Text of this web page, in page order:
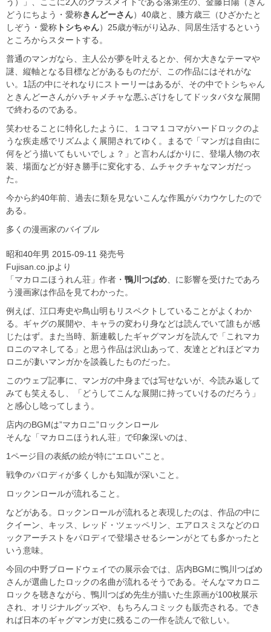
どうにちよう・愛称きんどーさん）40歳と、膝方歳三（ひざかたと
しぞう・愛称 トシちゃん）25歳が転がり込み、同居生活するという
ところからスタートする。
普通のマンガなら、主人公が夢を叶えるとか、何か大きなテーマや
謎、縦軸となる目標などがあるものだが、この作品にはそれがな
い。1話の中にそれなりにストーリーはあるが、その中でトシちゃん
ときんどーさんがハチャメチャな悪ふざけをしてドッタバタな展開
で終わるのである。
笑わせることに特化したように、１コマ１コマがハードロックのよ
うな疾走感でリズムよく展開されてゆく。まるで「マンガは自由に
何をどう描いてもいいでしょ？」と言わんばかりに、登場人物の衣
装、場面などが好き勝手に変化する、ムチャクチャなマンガだっ
た。
今から約40年前、過去に類を見ないこんな作風がバカウケしたので
ある。
多くの漫画家のバイブル
昭和40年男 2015-09-11 発売号
Fujisan.co.jpより
「マカロニほうれん荘」作者・ 鴨川つばめ 、に影響を受けたであろ
う漫画家は作品を見てわかった。
例えば、江口寿史や鳥山明もリスペクトしていることがよくわか
る。ギャグの展開や、キャラの変わり身などは読んでいて誰もが感
じたはず。また当時、新連載したギャグマンガを読んで「これマカ
ロニのマネしてる」と思う作品は沢山あって、友達とどれほどマカ
ロニが凄いマンガかを談義したものだった。
このウェブ記事に、マンガの中身までは写せないが、今読み返して
みても笑えるし、「どうしてこんな展開に持っていけるのだろう」
と感心し唸ってしまう。
店内のBGMは”マカロニ”ロックンロール
そんな「マカロニほうれん荘」で印象深いのは、
1ページ目の表紙の絵が特に“エロい”こと。
戦争のパロディが多くしかも知識が深いこと。
ロックンロールが流れること。
などがある。ロックンロールが流れると表現したのは、作品の中に
クイーン、キッス、レッド・ツェッペリン、エアロスミスなどのロ
ックアーチストをパロディで登場させるシーンがとても多かったと
いう意味。
今回の中野ブロードウェイでの展示会では、店内BGMに鴨川つばめ
さんが選曲したロックの名曲が流れるそうである。そんなマカロニ
ロックを聴きながら、鴨川つばめ先生が描いた生原画が100枚展示
され、オリジナルグッズや、もちろんコミックも販売される。でき
れば日本のギャグマンガ史に残るこの一作を読んで欲しい。